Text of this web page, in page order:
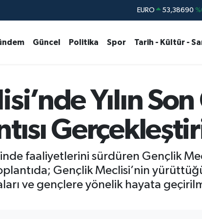
STERLİN 61,60380
BİST100 14.598,00
EURO 53,38690
Güncel Politika Spor Tarih - Kültür -
Yılın
faaliyetlerini sürdüren Gençlik
Gençlik Meclisi’nin
ve gençlere yönelik hayata